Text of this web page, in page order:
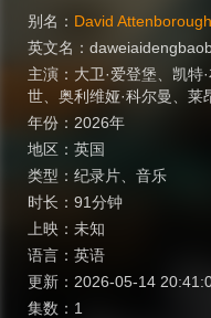
别名： David
英文名：
主演： 大卫·爱登堡 凯特
世
奥利维娅·科尔曼
莱
年份： 2026年
地区： 英国
类型： 纪录片
音乐
时长： 91分钟
上映： 未知
语言： 英语
更新： 2026-05-14
集数： 1